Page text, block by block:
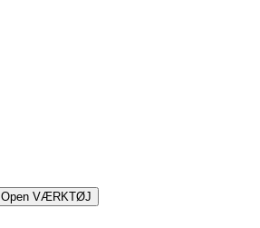
Open VÆRKTØJ